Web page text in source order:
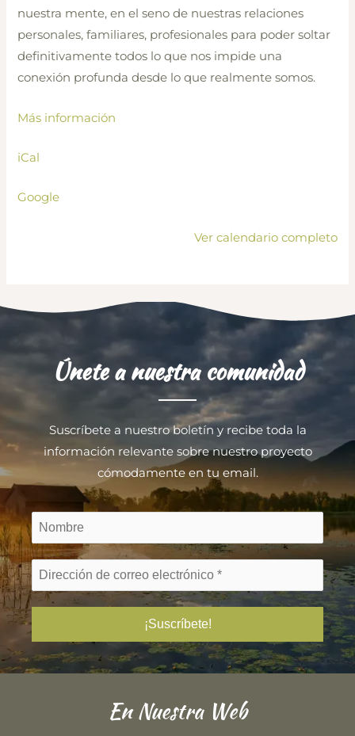
GRID”
nuestra mente, en el seno de nuestras relaciones
personales, familiares, profesionales para poder soltar
definitivamente todos lo que nos impide una
conexión profunda desde lo que realmente somos.
Más información
iCal
Google
Ver calendario completo
Únete a nuestra comunidad
Suscríbete a nuestro boletín y recibe toda la
información relevante sobre nuestro proyecto
cómodamente en tu email.
En Nuestra Web